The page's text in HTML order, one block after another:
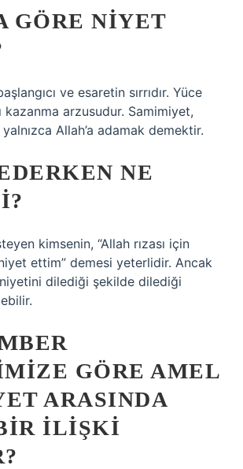
GÖRE NIYET
ve esaretin sırrıdır. Yüce
kazanma arzusudur. Samimiyet,
Allah’a adamak demektir.
NE
kimsenin, “Allah rızası için
ettim” demesi yeterlidir. Ancak
dilediği şekilde dilediği
GÖRE AMEL
ARASINDA
ILIŞKI